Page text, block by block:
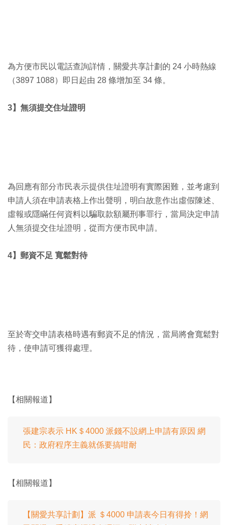
為方便市民以電話查詢詳情，關愛共享計劃的 24 小時熱線
（3897 1088）即日起由 28 條增加至 34 條。
3】無須提交住址證明
為回應有部分市民表示提供住址證明有實際困難，並考慮到
申請人須在申請表格上作出聲明，明白故意作出虛假陳述、
虛報或隱瞞任何資料以騙取款額屬刑事罪行，當局決定申請
人無須提交住址證明，從而方便市民申請。
4】郵資不足 寬鬆對待
至於寄交申請表格時遇有郵資不足的情況，當局將會寬鬆對
待，使申請可獲得處理。
【相關報道】
張建宗表示 HK＄4000 派錢不設網上申請有原因 網
民：政府程序主義就係要搞咁耐
【相關報道】
【關愛共享計劃】派 ＄4000 申請表今日有得拎！網